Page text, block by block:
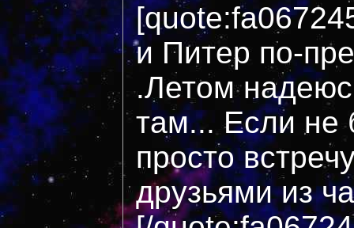
и Питер по-
.Летом
там... Если не
просто
друзьями из